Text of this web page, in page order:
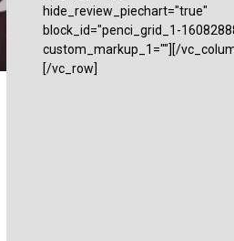
hide_review_piechart="true"
block_id="penci_grid_1-
custom_markup_1=""][/
[/vc_row]